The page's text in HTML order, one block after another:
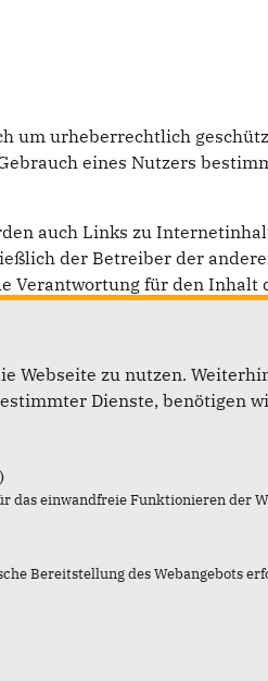
um urheberrechtlich
eines Nutzers
auch Links zu
der Betreiber der
Verantwortung für den
Baden-Baden
4
CDU
Webseite zu nutzen.
Dienste,
)
das einwandfreie Funktionieren der
Bereitstellung des Webangebots